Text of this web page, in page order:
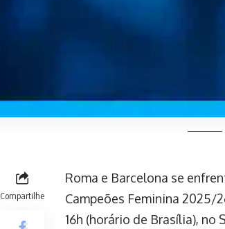
Compartilhe
Roma e Barcelona se
Campeões Feminina 2025/
16h (horário de Brasília), no